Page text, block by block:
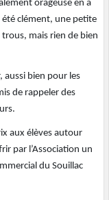
orageuse en a
été clément, une petite
mais rien de bien
aussi bien pour les
de rappeler des
aux élèves autour
par l’Association un
du Souillac